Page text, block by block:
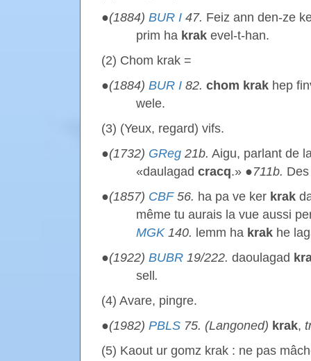
●(1884) BUR I 47. Feiz ann den-ze
prim ha krak evel-t-han.
(2) Chom krak =
●(1884) BUR I 82. chom krak hep
wele.
(3) (Yeux, regard) vifs.
●(1732) GReg 21b. Aigu, parlant de
«daulagad cracq.» ●711b.
●(1857) CBF56. ha pa ve ker krak
même tu aurais la vue aussi
MGK140. lemm ha krak he
●(1922) BUBR 19/222. daoulagad
sell .
(4) Avare, pingre.
●(1982) PBLS 75. (Langoned) krak,
(5) Kaout ur gomz krak : ne pas